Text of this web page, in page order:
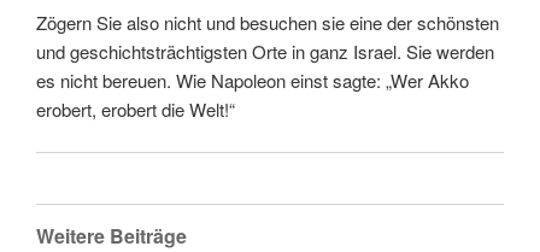
Zögern Sie also nicht und besuchen sie eine der schönsten
und geschichtsträchtigsten Orte in ganz Israel. Sie werden
es nicht bereuen. Wie Napoleon einst sagte: „Wer Akko
erobert, erobert die Welt!“
Weitere Beiträge